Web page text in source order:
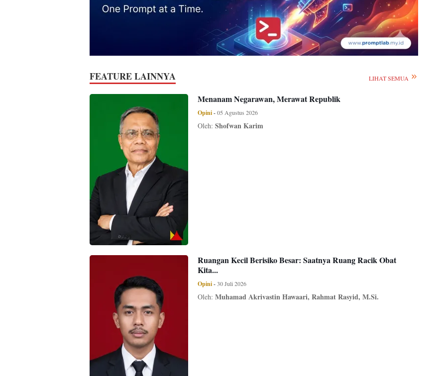
FEATURE LAINNYA LIHAT SEMUA
Menanam Negarawan, Merawat Republik
Opini-05 Agustus 2026
Oleh:Shofwan Karim
Ruangan Kecil Berisiko Besar: Saatnya Ruang Racik Obat
Kita...
Opini-30 Juli 2026
Oleh:Muhamad Akrivastin Hawaari, Rahmat Rasyid, M.Si.